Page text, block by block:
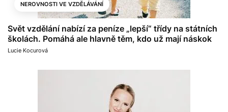
NEROVNOSTI VE VZDĚLÁVÁNÍ
Svět vzdělání nabízí za peníze „lepší“ třídy na státních
školách. Pomáhá ale hlavně těm, kdo už mají náskok
Lucie Kocurová